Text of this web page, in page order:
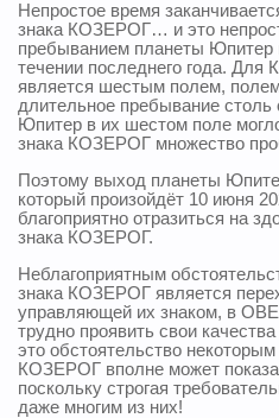
Непростое время
знака КОЗЕРОГ… и это
пребыванием планеты
течении последнего года.
является шестым полем,
длительное пребывание столь
Юпитер в их шестом поле
знака КОЗЕРОГ множество
Поэтому выход планеты
который произойдёт 10 июня
благоприятно отразиться на
знака КОЗЕРОГ.
Неблагоприятным
знака КОЗЕРОГ является
управляющей их знаком, в
трудно проявить свои
это обстоятельство
КОЗЕРОГ вполне может
поскольку строгая
даже многим из них!